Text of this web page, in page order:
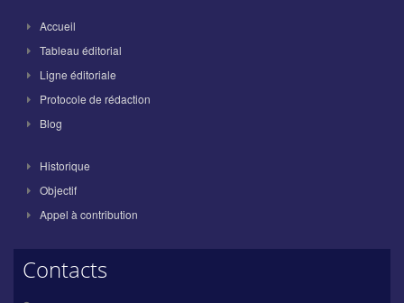
Accueil
Tableau éditorial
Ligne éditoriale
Protocole de rédaction
Blog
Historique
Objectif
Appel à contribution
Contacts